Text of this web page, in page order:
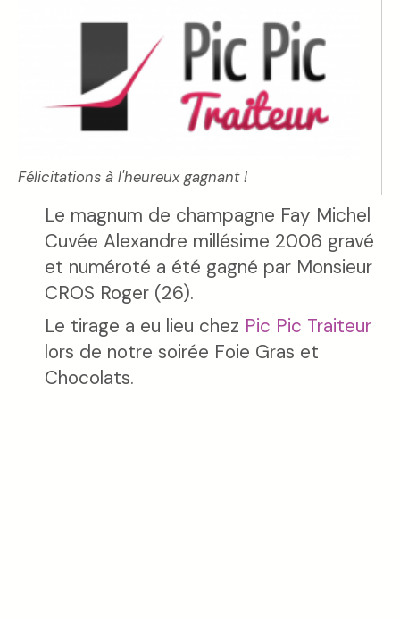
Félicitations à l'heureux gagnant !
Le magnum de champagne Fay Michel
Cuvée Alexandre millésime 2006 gravé
et numéroté a été gagné par Monsieur
CROS Roger (26).
Le tirage a eu lieu chez Pic Pic Traiteur
lors de notre soirée Foie Gras et
Chocolats.